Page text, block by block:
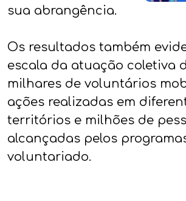
sua abrangência.
Os resultados também
escala da atuação coletiva
milhares de voluntários
ações realizadas em
territórios e milhões de
alcançadas pelos
voluntariado.